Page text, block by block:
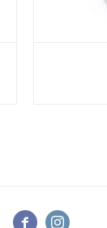
 